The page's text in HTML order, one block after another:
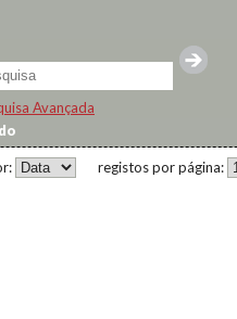
Avançada
registos por página: